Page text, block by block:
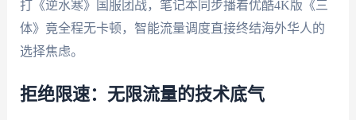
打《逆水寒》国服团战，笔记本同步播着优酷4K版《三
体》竟全程无卡顿，智能流量调度直接终结海外华人的
选择焦虑。
拒绝限速：无限流量的技术底气